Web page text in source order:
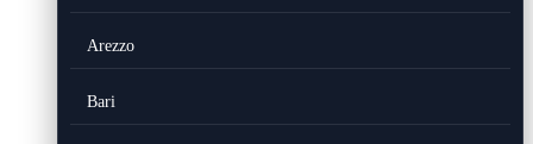
Arezzo
Bari